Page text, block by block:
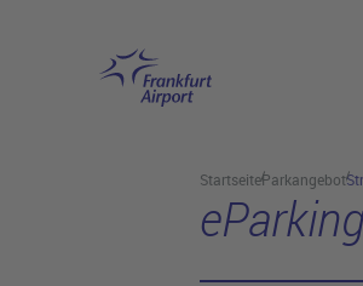
StartseiteParkangebot